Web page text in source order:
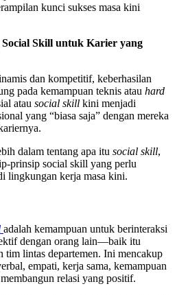
kunci sukses masa kini
Skill untuk Karier yang
dan kompetitif, keberhasilan
pada kemampuan teknis atau hard
atau social skill kini menjadi
yang “biasa saja” dengan mereka
dalam tentang apa itu social skill,
prinsip social skill yang perlu
lingkungan kerja masa kini.
adalah kemampuan untuk berinteraksi
dengan orang lain—baik itu
tim lintas departemen. Ini mencakup
empati, kerja sama, kemampuan
relasi yang positif.